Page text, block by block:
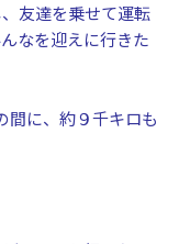
友達を乗せて運転
なを迎えに行きた
間に、約９千キロも